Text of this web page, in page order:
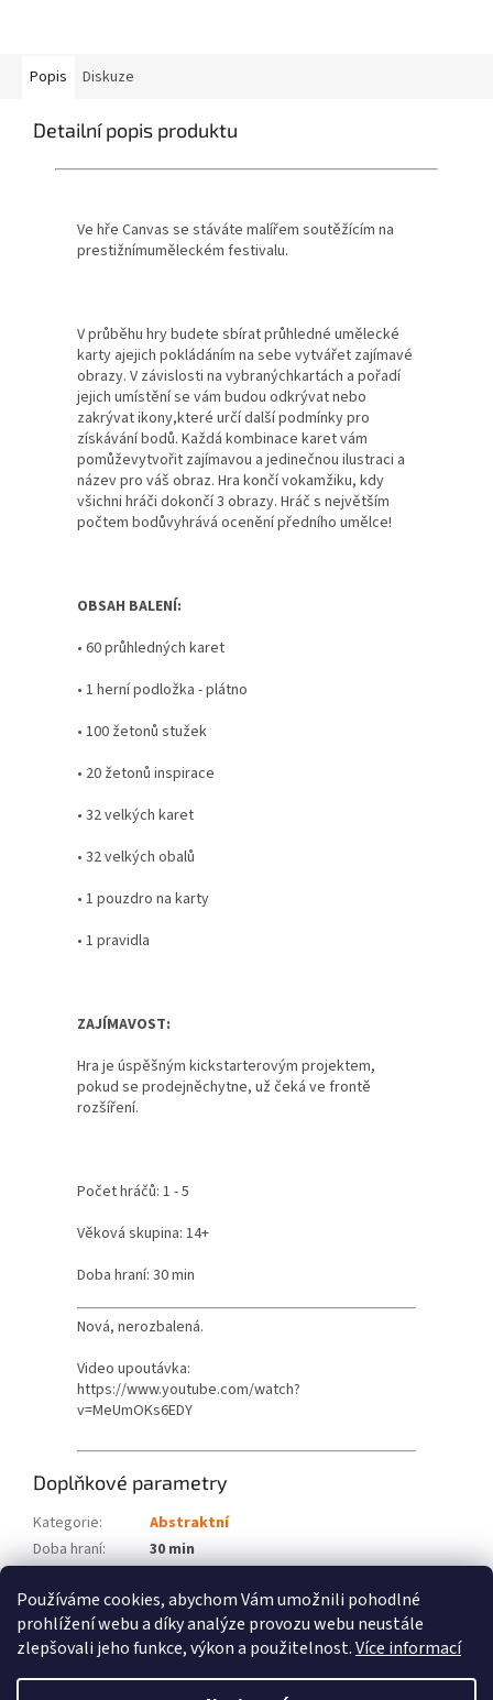
Používáme cookies, abychom Vám umožnili pohodlné
prohlížení webu a díky analýze provozu webu neustále
zlepšovali jeho funkce, výkon a použitelnost.Více informací
Popis Diskuze
Detailní popis produktu
Ve hře Canvas se stáváte malířem soutěžícím na
prestižnímuměleckém festivalu.
V průběhu hry budete sbírat průhledné umělecké
karty ajejich pokládáním na sebe vytvářet zajímavé
obrazy. V závislosti na vybranýchkartách a pořadí
jejich umístění se vám budou odkrývat nebo
zakrývat ikony,které určí další podmínky pro
získávání bodů. Každá kombinace karet vám
pomůževytvořit zajímavou a jedinečnou ilustraci a
název pro váš obraz. Hra končí vokamžiku, kdy
všichni hráči dokončí 3 obrazy. Hráč s největším
počtem bodůvyhrává ocenění předního umělce!
OBSAH BALENÍ:
• 60 průhledných karet
• 1 herní podložka - plátno
• 100 žetonů stužek
• 20 žetonů inspirace
• 32 velkých karet
• 32 velkých obalů
• 1 pouzdro na karty
• 1 pravidla
ZAJÍMAVOST:
Hra je úspěšným kickstarterovým projektem,
pokud se prodejněchytne, už čeká ve frontě
rozšíření.
Počet hráčů: 1 - 5
Věková skupina: 14+
Doba hraní: 30 min
Nová, nerozbalená.
Video upoutávka:
https://www.youtube.com/watch?
v=MeUmOKs6EDY
Doplňkové parametry
Kategorie:
Abstraktní
Doba hraní:
30 min
Věková skupina: 14+